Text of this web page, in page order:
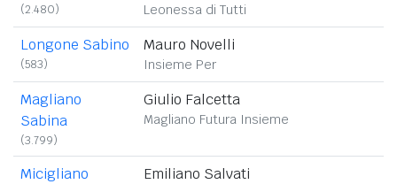
(2.480) Leonessa di Tutti
Longone Sabino
(583)
Mauro Novelli
Insieme Per
Magliano
Sabina
(3.799)
Giulio Falcetta
Magliano Futura Insieme
Micigliano Emiliano Salvati